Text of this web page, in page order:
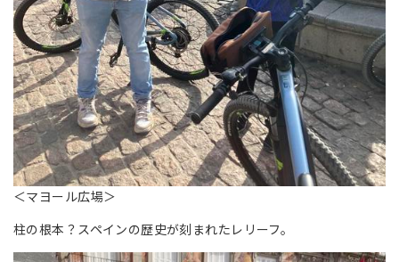
＜マヨール広場＞
柱の根本？スペインの歴史が刻まれたレリーフ。